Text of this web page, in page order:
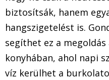
biztosítsák, hanem
hangszigetelést is.
segíthet ez a
konyhában, ahol napi
víz kerülhet a